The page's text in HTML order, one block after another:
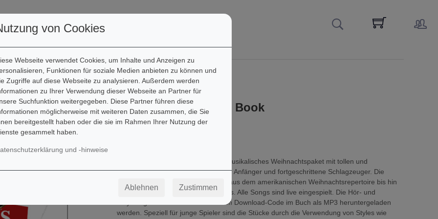
von Cookies
Webseite verwendet Cookies, um Inhalte und Anzeigen zu
Funktionen für soziale Medien anbieten zu können und
Zugriffe auf diese Webseite zu analysieren. Außerdem werden
zu Ihrer Verwendung dieser Webseite an Partner für
Suchfunktion weitergegeben. Diese Partner führen diese
möglicherweise mit weiteren Daten zusammen, die Sie
bereitgestellt haben oder die sie im Rahmen Ihrer Nutzung der
gesammelt haben.
und -hinweise
Ablehnen Zustimmen
Downloads Kontakt
Gerwin Eisenhauer
The Christmas Drum Book
A groovy little Christmas!
Das "Christmas Drum Book" ist ein musikalisches Weihnachtspaket mit tollen und
abwechslungsreichen Play-alongs für Anfänger und fortgeschrittene Schlagzeuger. Die
Palette reicht von bekannten Songs aus dem amerikanischen Weihnachtsrepertoire bis hin
zu Klassikern des deutschen Liedguts. Alle Songs sind live eingespielt. Die Hör- und
Playalong-Versionen können mit dem Download-Code im Buch als MP3 heruntergeladen
werden. Speziell für junge Spieler sind die Stücke durch die Verwendung von Styles wie